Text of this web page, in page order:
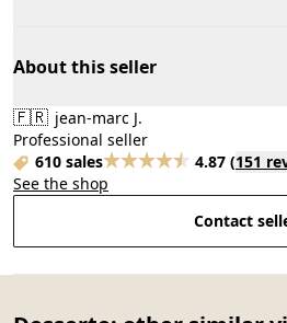
About this seller
🇫🇷 jean-marc J.
Professional seller
610 sales
4.87 (151
See the shop
Contact